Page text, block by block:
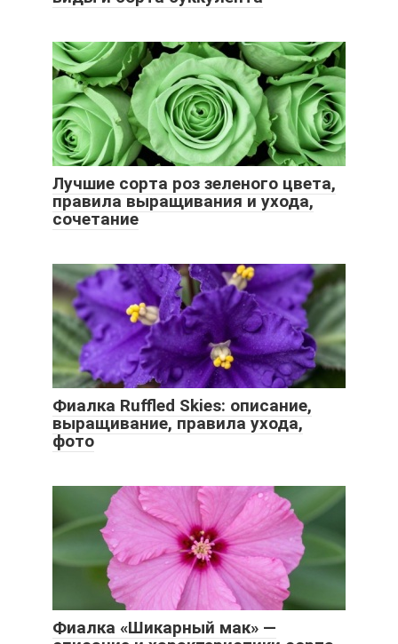
Лучшие сорта роз зеленого цвета,
правила выращивания и ухода,
сочетание
Фиалка Ruffled Skies: описание,
выращивание, правила ухода,
фото
Фиалка «Шикарный мак» —